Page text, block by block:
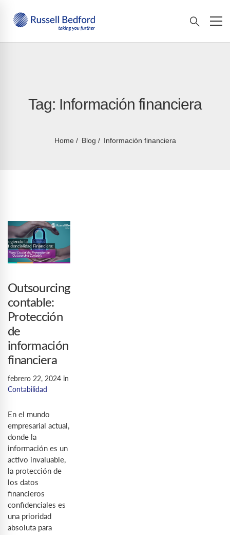
Tag: Información financiera
Home Blog Información financiera
Outsourcing
contable:
Protección
de
información
financiera
febrero 22, 2024 in
Contabilidad
En el mundo
empresarial actual,
donde la
información es un
activo invaluable,
la protección de
los datos
financieros
confidenciales es
una prioridad
absoluta para